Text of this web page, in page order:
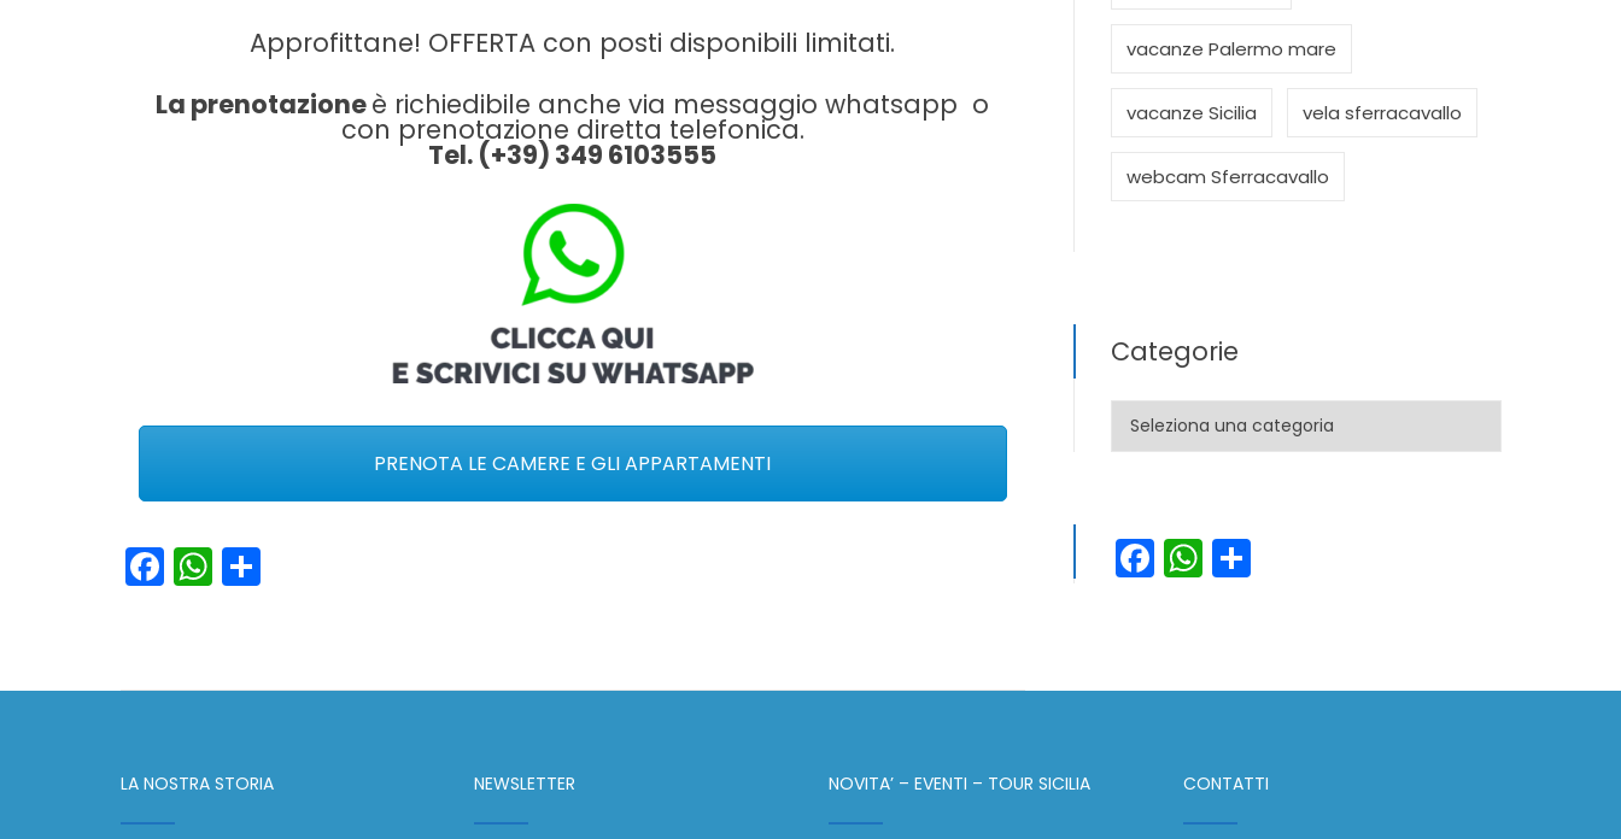
Approfittane! OFFERTA con posti disponibili limitati.
La prenotazioneè richiedibile anche via messaggio whatsapp o
con prenotazione diretta telefonica.
Tel. (+39) 349 6103555
PRENOTA LE CAMERE E GLI APPARTAMENTI
Facebook
WhatsApp
Condividi
vacanze Palermo mare
vacanze Sicilia vela sferracavallo
webcam Sferracavallo
Categorie
Categorie
Facebook
WhatsApp
Condividi
LA NOSTRA STORIA NEWSLETTER NOVITA’ – EVENTI – TOUR SICILIA CONTATTI